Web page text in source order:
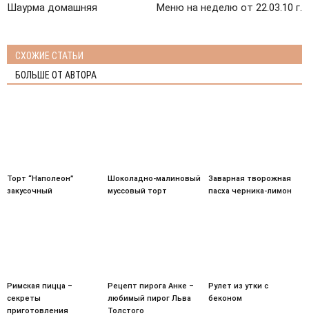
Шаурма домашняя Меню на неделю от 22.03.10 г.
СХОЖИЕ СТАТЬИ
БОЛЬШЕ ОТ АВТОРА
Торт “Наполеон”
закусочный
Шоколадно-малиновый
муссовый торт
Заварная творожная
пасха черника-лимон
Римская пицца –
секреты
приготовления
Рецепт пирога Анке –
любимый пирог Льва
Толстого
Рулет из утки с
беконом